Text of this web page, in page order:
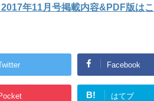
年11月号掲載内容&PDF版はこ
Facebook
B! はてブ